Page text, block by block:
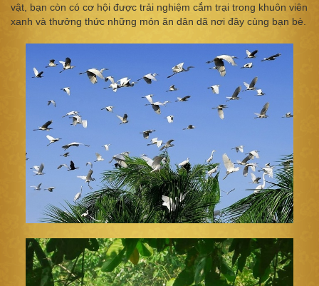
vật, bạn còn có cơ hội được trải nghiệm cắm trại trong khuôn viên
xanh và thưởng thức những món ăn dân dã nơi đây cùng bạn bè.